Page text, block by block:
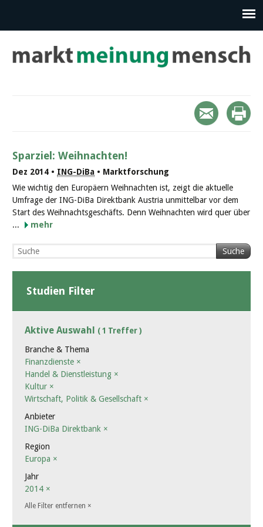
Sparziel: Weihnachten!
Dez 2014 • ING-DiBa • Marktforschung
Wie wichtig den Europäern Weihnachten ist, zeigt die aktuelle
Umfrage der ING-DiBa Direktbank Austria unmittelbar vor dem
Start des Weihnachtsgeschäfts. Denn Weihnachten wird quer über
...
mehr
Suche
Studien Filter
Aktive Auswahl ( 1 Treffer )
Branche & Thema
Finanzdienste ×
Handel & Dienstleistung ×
Kultur ×
Wirtschaft, Politik & Gesellschaft ×
Anbieter
ING-DiBa Direktbank ×
Region
Europa ×
Jahr
2014 ×
Alle Filter entfernen ×